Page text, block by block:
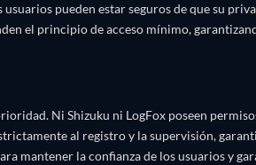
pueden estar seguros de que su
el principio de acceso mínimo,
Ni Shizuku ni LogFox poseen
al registro y la supervisión,
mantener la confianza de los usuarios y